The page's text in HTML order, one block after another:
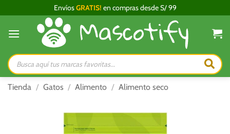
al
contenido
EnvíosGRATIS! en compras desde S/ 99
Búsqueda
de
productos
Tienda / Gatos / Alimento / Alimento seco